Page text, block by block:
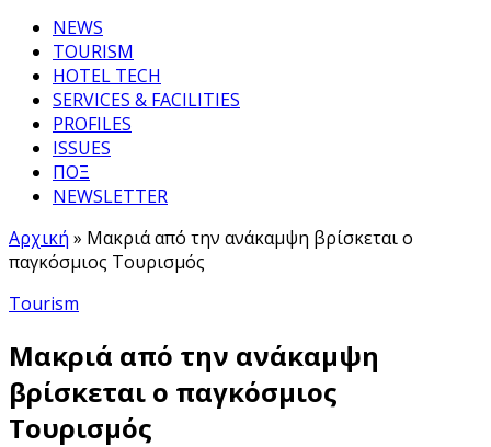
NEWS
TOURISM
HOTEL TECH
SERVICES & FACILITIES
PROFILES
ISSUES
ΠΟΞ
NEWSLETTER
Αρχική » Μακριά από την ανάκαμψη βρίσκεται ο
παγκόσμιος Τουρισμός
Tourism
Μακριά από την ανάκαμψη
βρίσκεται ο παγκόσμιος
Τουρισμός